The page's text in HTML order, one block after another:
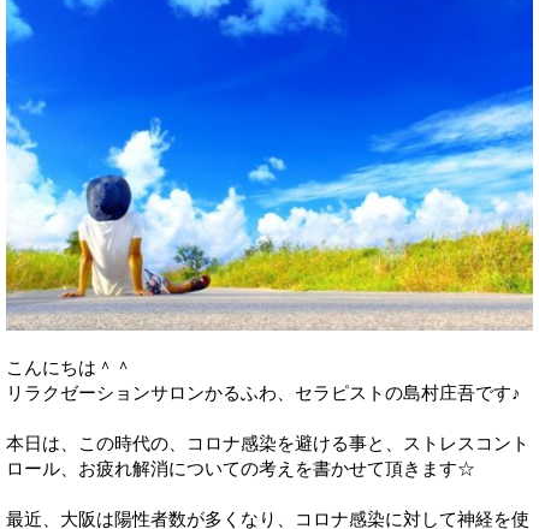
こんにちは＾＾
リラクゼーションサロンかるふわ、セラピストの島村庄吾です♪
本日は、この時代の、コロナ感染を避ける事と、ストレスコント
ロール、お疲れ解消についての考えを書かせて頂きます☆
最近、大阪は陽性者数が多くなり、コロナ感染に対して神経を使